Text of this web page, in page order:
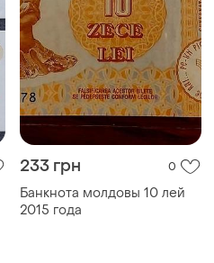
233 грн 0
Банкнота молдовы 10 лей
2015 года